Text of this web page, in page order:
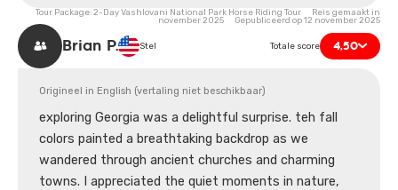
Tour Package: 2-Day Vashlovani National Park Horse Riding Tour Reis gemaakt in
november 2025 Gepubliceerd op 12 november 2025
Brian P. Stel Totale score 4,50
Origineel in English (vertaling niet beschikbaar)
exploring Georgia was a delightful surprise. teh fall
colors painted a breathtaking backdrop as we
wandered through ancient churches and charming
towns. I appreciated the quiet moments in nature,